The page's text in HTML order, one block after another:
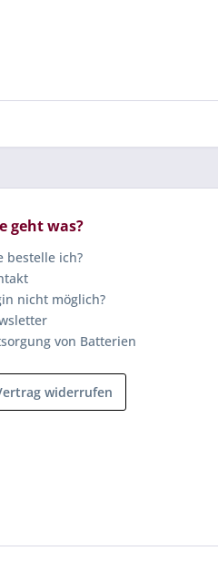
geht was?
bestelle ich?
nicht möglich?
von Batterien
widerrufen